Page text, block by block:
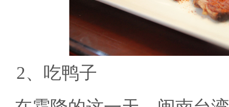
2、 吃鸭子